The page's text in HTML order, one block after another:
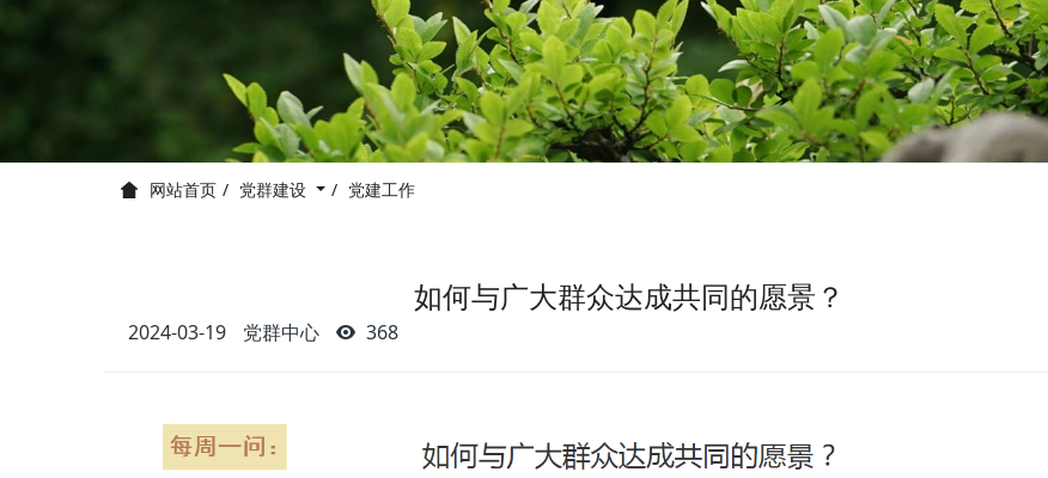
网站首页 党群建设 党建工作
如何与广大群众达成共同的愿景？
2024-03-19 党群中心 368